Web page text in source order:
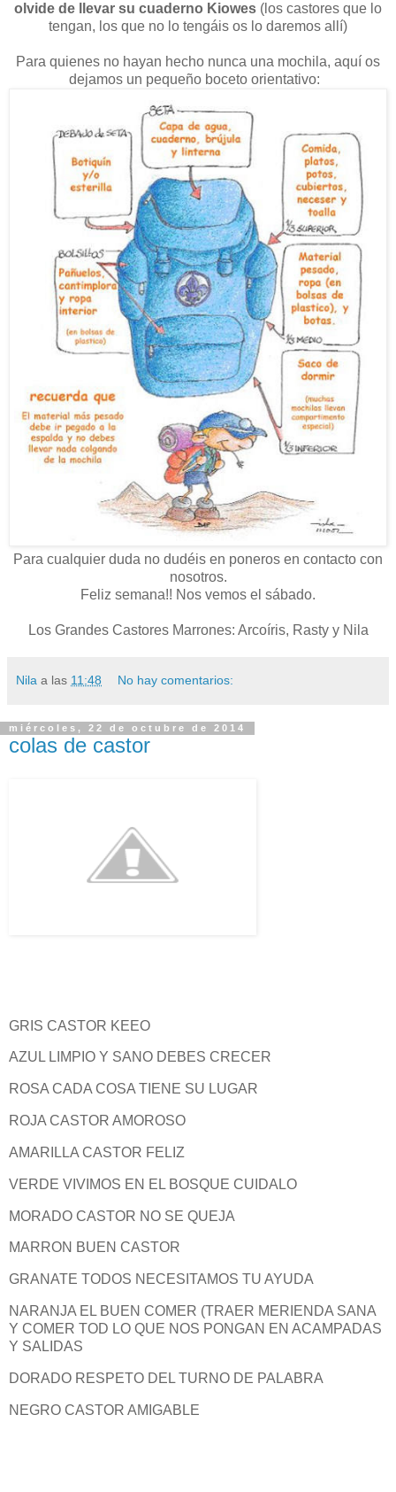
olvide de llevar su cuaderno Kiowes (los castores que lo
tengan, los que no lo tengáis os lo daremos allí)
Para quienes no hayan hecho nunca una mochila, aquí os
dejamos un pequeño boceto orientativo:
Para cualquier duda no dudéis en poneros en contacto con
nosotros.
Feliz semana!! Nos vemos el sábado.
Los Grandes Castores Marrones: Arcoíris, Rasty y Nila
Nila a las 11:48 No hay comentarios:
miércoles, 22 de octubre de 2014
colas de castor
GRIS CASTOR KEEO
AZUL LIMPIO Y SANO DEBES CRECER
ROSA CADA COSA TIENE SU LUGAR
ROJA CASTOR AMOROSO
AMARILLA CASTOR FELIZ
VERDE VIVIMOS EN EL BOSQUE CUIDALO
MORADO CASTOR NO SE QUEJA
MARRON BUEN CASTOR
GRANATE TODOS NECESITAMOS TU AYUDA
NARANJA EL BUEN COMER (TRAER MERIENDA SANA
Y COMER TOD LO QUE NOS PONGAN EN ACAMPADAS
Y SALIDAS
DORADO RESPETO DEL TURNO DE PALABRA
NEGRO CASTOR AMIGABLE